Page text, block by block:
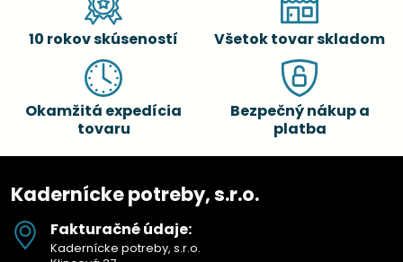
10 rokov skúseností Všetok tovar skladom
Okamžitá expedícia
tovaru
Bezpečný nákup a
platba
Kadernícke potreby, s.r.o.
Fakturačné údaje:
Kadernícke potreby, s.r.o.